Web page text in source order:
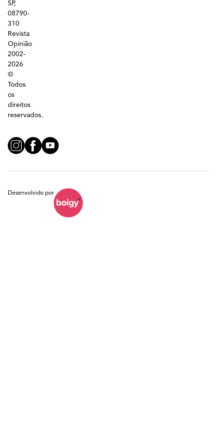
SP,
08790-
310
Revista
Opinião
2002-
2026
©
Todos
os
direitos
reservados.
Desenvolvido por